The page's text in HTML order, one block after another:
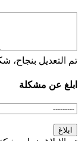
تم التعديل بنجاح،
ابلغ عن مشكلة
ابلاغ